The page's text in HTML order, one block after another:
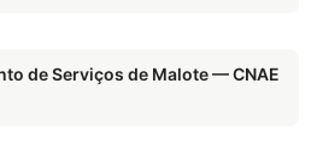
de Serviços de Malote — CNAE